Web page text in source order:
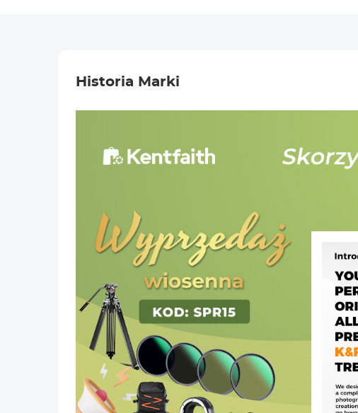
Historia Marki